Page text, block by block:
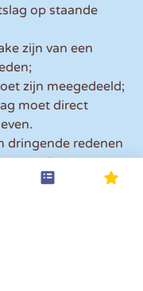
op staande
zijn van een
zijn meegedeeld;
moet direct
dringende redenen
zijn:
van de